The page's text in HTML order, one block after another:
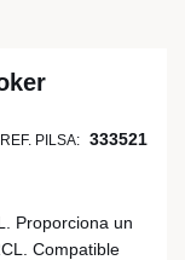
REF. PILSA: 333521
Proporciona un
Compatible